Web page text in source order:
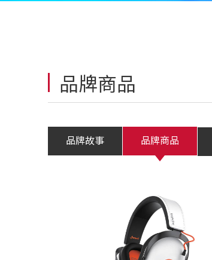
品牌商品
品牌故事 品牌商品